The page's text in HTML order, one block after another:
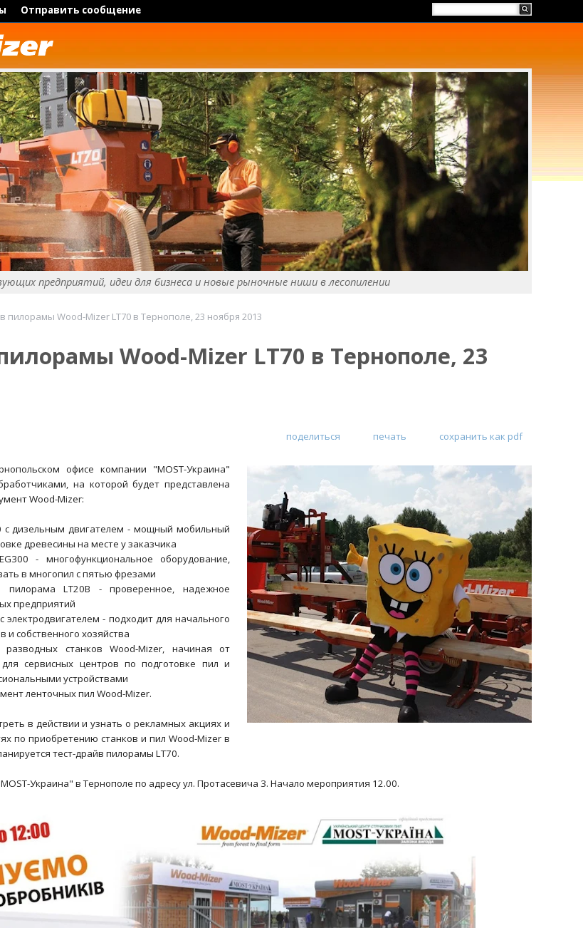
Отправить сообщение
предприятий, идеи для бизнеса и новые рыночные ниши в лесопилении
пилорамы Wood-Mizer LT70 в Тернополе, 23 ноября 2013
Wood-Mizer LT70 в Тернополе, 23
поделиться печать сохранить как pdf
офисе компании "MOST-Украина"
на которой будет представлена
Wood-Mizer:
с дизельным двигателем - мощный мобильный
древесины на месте у заказчика
- многофункциональное оборудование,
в многопил с пятью фрезами
пилорама LT20B - проверенное, надежное
предприятий
- подходит для начального
и собственного хозяйства
станков Wood-Mizer, начиная от
сервисных центров по подготовке пил и
устройствами
ленточных пил Wood-Mizer.
в действии и узнать о рекламных акциях и
по приобретению станков и пил Wood-Mizer в
тест-драйв пилорамы LT70.
Украина" в Тернополе по адресу ул. Протасевича 3. Начало мероприятия 12.00.